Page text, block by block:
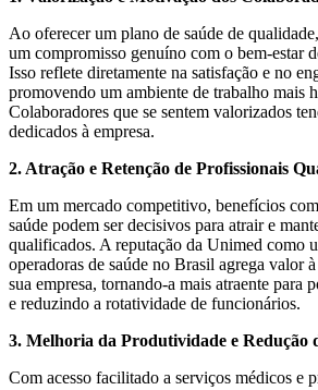
Ao oferecer um plano de saúde de
um compromisso genuíno com o bem-estar
Isso reflete diretamente na satisfação e no
promovendo um ambiente de trabalho mais
Colaboradores que se sentem valorizados
dedicados à empresa.
2. Atração e Retenção de Profissionais
Em um mercado competitivo, benefícios
saúde podem ser decisivos para atrair e
qualificados. A reputação da Unimed como
operadoras de saúde no Brasil agrega valor
sua empresa, tornando-a mais atraente para
e reduzindo a rotatividade de funcionários.
3. Melhoria da Produtividade e Redução
Com acesso facilitado a serviços médicos e